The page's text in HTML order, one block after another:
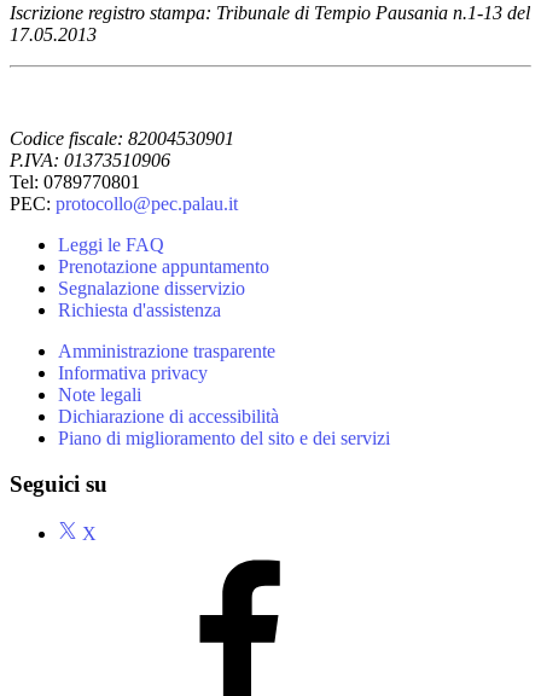
Iscrizione registro stampa: Tribunale di Tempio Pausania n.1-13 del
17.05.2013
Codice fiscale: 82004530901
P.IVA: 01373510906
Tel: 0789770801
PEC: protocollo@pec.palau.it
Leggi le FAQ
Prenotazione appuntamento
Segnalazione disservizio
Richiesta d'assistenza
Amministrazione trasparente
Informativa privacy
Note legali
Dichiarazione di accessibilità
Piano di miglioramento del sito e dei servizi
Seguici su
X